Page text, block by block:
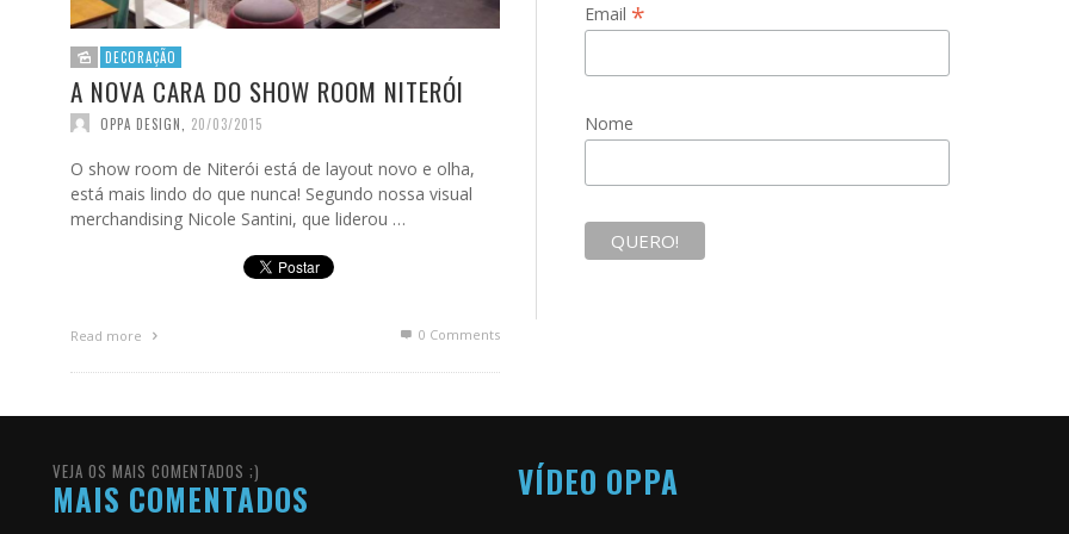
DECORAÇÃO
A NOVA CARA DO SHOW ROOM NITERÓI
OPPA DESIGN 20/03/2015
O show room de Niterói está de layout novo e olha,
está mais lindo do que nunca! Segundo nossa visual
merchandising Nicole Santini, que liderou …
Read more 0 Comments
Email *
Nome
VEJA OS MAIS COMENTADOS ;)
MAIS COMENTADOS VÍDEO OPPA